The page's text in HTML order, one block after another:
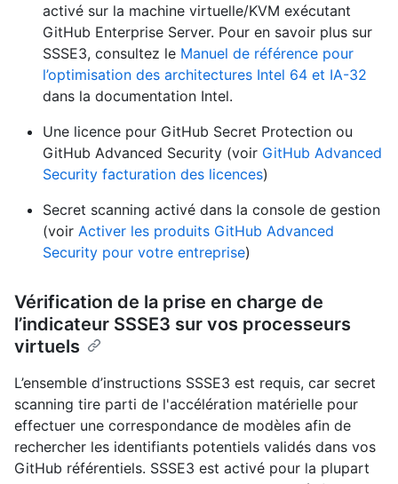
activé sur la machine virtuelle/KVM exécutant
GitHub Enterprise Server. Pour en savoir plus sur
SSSE3, consultez le Manuel de référence pour
l’optimisation des architectures Intel 64 et IA-32
dans la documentation Intel.
Une licence pour GitHub Secret Protection ou
GitHub Advanced Security (voir GitHub Advanced
Security facturation des licences)
Secret scanning activé dans la console de gestion
(voir Activer les produits GitHub Advanced
Security pour votre entreprise)
Vérification de la prise en charge de
l’indicateur SSSE3 sur vos processeurs
virtuels
L’ensemble d’instructions SSSE3 est requis, car secret
scanning tire parti de l'accélération matérielle pour
effectuer une correspondance de modèles afin de
rechercher les identifiants potentiels validés dans vos
GitHub référentiels. SSSE3 est activé pour la plupart